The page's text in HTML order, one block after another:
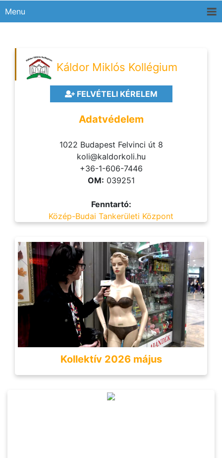
Menu
Káldor Miklós Kollégium
FELVÉTELI KÉRELEM
Adatvédelem
1022 Budapest Felvinci út 8
koli@kaldorkoli.hu
+36-1-606-7446
OM: 039251
Fenntartó:
Közép-Budai Tankerületi Központ
Kollektív 2026 május